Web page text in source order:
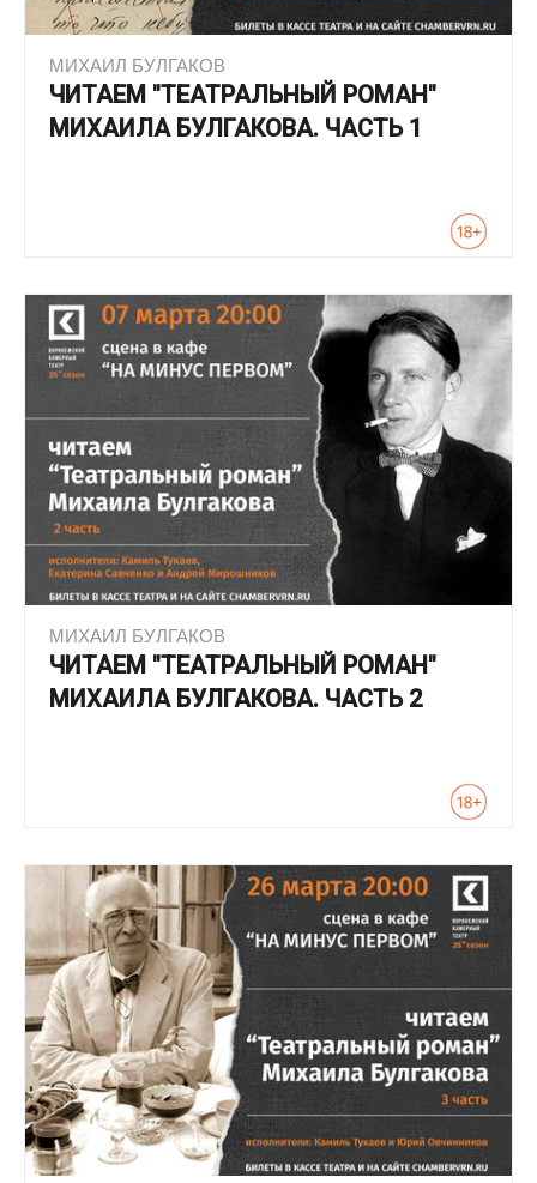
МИХАИЛ БУЛГАКОВ
ЧИТАЕМ "ТЕАТРАЛЬНЫЙ РОМАН"
МИХАИЛА БУЛГАКОВА. ЧАСТЬ 1
МИХАИЛ БУЛГАКОВ
ЧИТАЕМ "ТЕАТРАЛЬНЫЙ РОМАН"
МИХАИЛА БУЛГАКОВА. ЧАСТЬ 2